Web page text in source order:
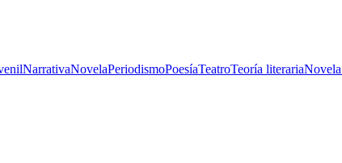
NarrativaNovelaPeriodismoPoesíaTeatroTeoría literaria